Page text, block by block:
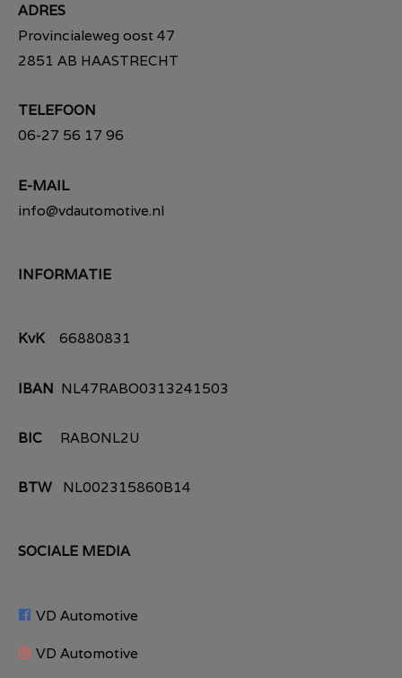
ADRES
Provincialeweg oost 47
2851 AB HAASTRECHT
TELEFOON
06-27 56 17 96
E-MAIL
info@vdautomotive.nl
INFORMATIE
KvK 66880831
IBAN NL47RABO0313241503
BIC RABONL2U
BTW NL002315860B14
SOCIALE MEDIA
VD Automotive
VD Automotive